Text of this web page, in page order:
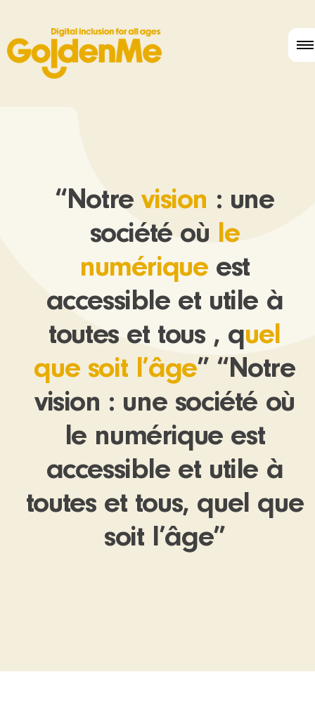
“Notrevision : une
société où le
numériqueest
accessible et utile à
toutes et tous , quel
que soit l’âge” “Notre
vision : une société où
le numérique est
accessible et utile à
toutes et tous, quel que
soit l’âge”